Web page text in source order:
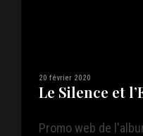
20 février 2020
Le Silence et
Promo web de